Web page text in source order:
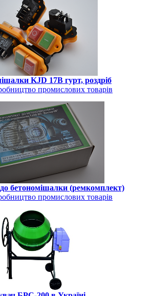
KJD 17B гурт, роздріб
промислових товарів
бетономішалки (ремкомплект)
промислових товарів